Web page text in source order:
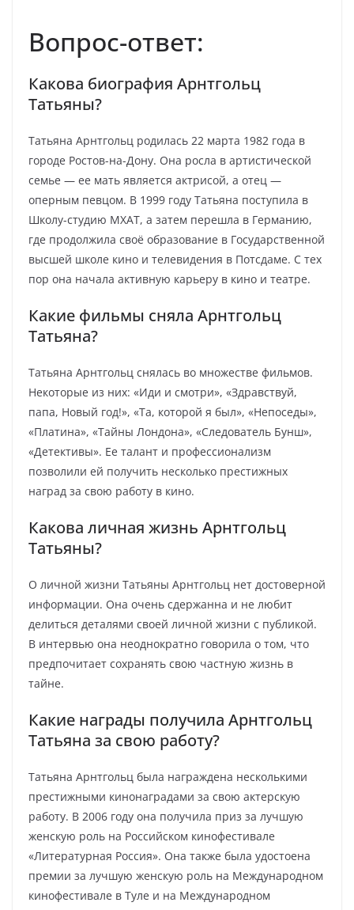
Вопрос-ответ:
Какова биография Арнтгольц
Татьяны?
Татьяна Арнтгольц родилась 22 марта 1982 года в
городе Ростов-на-Дону. Она росла в артистической
семье — ее мать является актрисой, а отец —
оперным певцом. В 1999 году Татьяна поступила в
Школу-студию МХАТ, а затем перешла в Германию,
где продолжила своё образование в Государственной
высшей школе кино и телевидения в Потсдаме. С тех
пор она начала активную карьеру в кино и театре.
Какие фильмы сняла Арнтгольц
Татьяна?
Татьяна Арнтгольц снялась во множестве фильмов.
Некоторые из них: «Иди и смотри», «Здравствуй,
папа, Новый год!», «Та, которой я был», «Непоседы»,
«Платина», «Тайны Лондона», «Следователь Бунш»,
«Детективы». Ее талант и профессионализм
позволили ей получить несколько престижных
наград за свою работу в кино.
Какова личная жизнь Арнтгольц
Татьяны?
О личной жизни Татьяны Арнтгольц нет достоверной
информации. Она очень сдержанна и не любит
делиться деталями своей личной жизни с публикой.
В интервью она неоднократно говорила о том, что
предпочитает сохранять свою частную жизнь в
тайне.
Какие награды получила Арнтгольц
Татьяна за свою работу?
Татьяна Арнтгольц была награждена несколькими
престижными кинонаградами за свою актерскую
работу. В 2006 году она получила приз за лучшую
женскую роль на Российском кинофестивале
«Литературная Россия». Она также была удостоена
премии за лучшую женскую роль на Международном
кинофестивале в Туле и на Международном